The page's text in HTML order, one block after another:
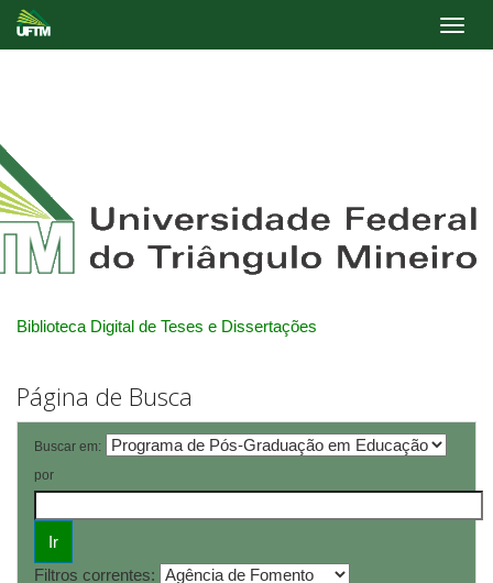
Biblioteca Digital de Teses e Dissertações
Página de Busca
Buscar em:
por
Filtros correntes: